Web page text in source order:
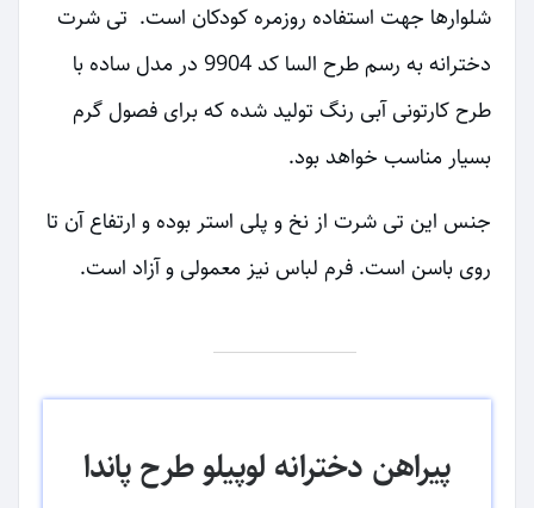
شلوارها جهت استفاده روزمره کودکان است. تی شرت
دخترانه به رسم طرح السا کد 9904 در مدل ساده با
طرح کارتونی آبی رنگ تولید شده که برای فصول گرم
بسیار مناسب خواهد بود.
جنس این تی شرت از نخ و پلی استر بوده و ارتفاع آن تا
روی باسن است. فرم لباس نیز معمولی و آزاد است.
پیراهن دخترانه لوپیلو طرح پاندا